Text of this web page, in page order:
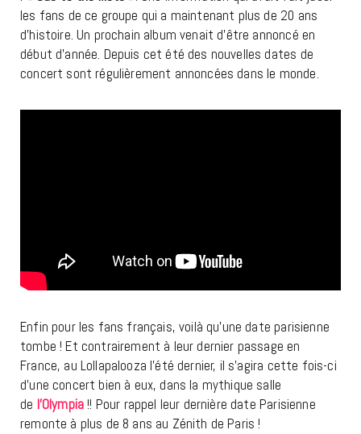
les fans de ce groupe qui a maintenant plus de 20 ans
d’histoire. Un prochain album venait d’être annoncé en
début d’année. Depuis cet été des nouvelles dates de
concert sont régulièrement annoncées dans le monde.
Enfin pour les fans français, voilà qu’une date parisienne
tombe ! Et contrairement à leur dernier passage en
France, au Lollapalooza l’été dernier, il s’agira cette fois-ci
d’une concert bien à eux, dans la mythique salle
de l’Olympia !! Pour rappel leur dernière date Parisienne
remonte à plus de 8 ans au Zénith de Paris !